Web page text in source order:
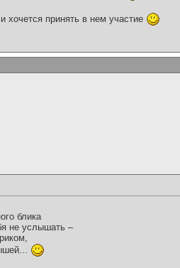
хочется принять в нем участие
блика
не услышать –